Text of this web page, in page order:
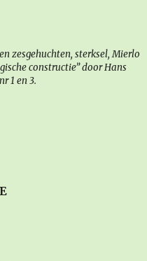
zesgehuchten, sterksel, Mierlo
constructie” door Hans
1 en 3.